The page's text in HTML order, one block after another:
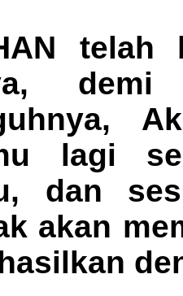
telah
demi
lagi
dan
akan